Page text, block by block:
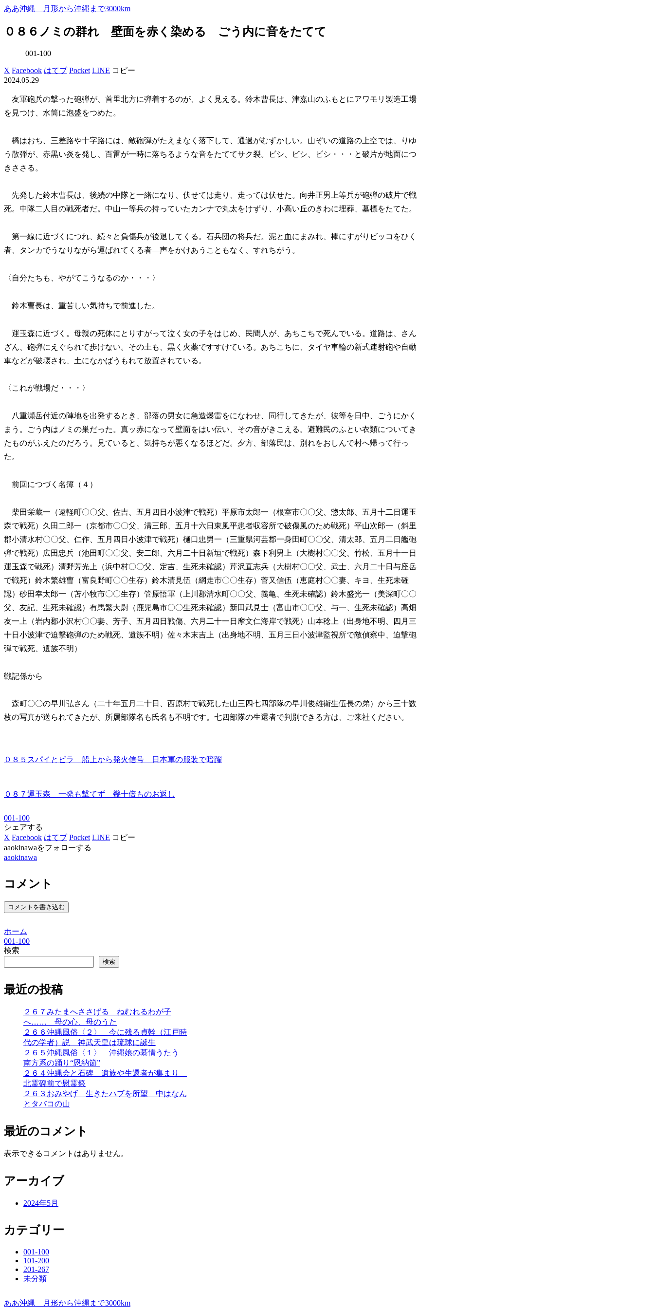
ああ沖縄 月形から沖縄まで3000km
０８６ノミの群れ 壁面を赤く染める ごう内に音をたてて
001-100
X Facebook はてブ Pocket LINE コピー
2024.05.29
友軍砲兵の撃った砲弾が、首里北方に弾着するのが、よく見える。鈴木曹長は、津嘉山のふもとにアワモリ製造工場
を見つけ、水筒に泡盛をつめた。
橋はおち、三差路や十字路には、敵砲弾がたえまなく落下して、通過がむずかしい。山ぞいの道路の上空では、りゆ
う散弾が、赤黒い炎を発し、百雷が一時に落ちるような音をたててサク裂。ビシ、ビシ、ビシ・・・と破片が地面につ
きささる。
先発した鈴木曹長は、後続の中隊と一緒になり、伏せては走り、走っては伏せた。向井正男上等兵が砲弾の破片で戦
死。中隊二人目の戦死者だ。中山一等兵の持っていたカンナで丸太をけずり、小高い丘のきわに埋葬、墓標をたてた。
第一線に近づくにつれ、続々と負傷兵が後退してくる。石兵団の将兵だ。泥と血にまみれ、棒にすがりビッコをひく
者、タンカでうなりながら運ばれてくる者―声をかけあうこともなく、すれちがう。
〈自分たちも、やがてこうなるのか・・・〉
鈴木曹長は、重苦しい気持ちで前進した。
運玉森に近づく。母親の死体にとりすがって泣く女の子をはじめ、民間人が、あちこちで死んでいる。道路は、さん
ざん、砲弾にえぐられて歩けない。その土も、黒く火薬ですすけている。あちこちに、タイヤ車輪の新式速射砲や自動
車などが破壊され、土になかばうもれて放置されている。
〈これが戦場だ・・・〉
八重瀬岳付近の陣地を出発するとき、部落の男女に急造爆雷をになわせ、同行してきたが、彼等を日中、ごうにかく
まう。ごう内はノミの巣だった。真ッ赤になって壁面をはい伝い、その音がきこえる。避難民のふとい衣類についてき
たものがふえたのだろう。見ていると、気持ちが悪くなるほどだ。夕方、部落民は、別れをおしんで村へ帰って行っ
た。
前回につづく名簿（４）
柴田栄蔵一（遠軽町〇〇父、佐吉、五月四日小波津で戦死）平原市太郎一（根室市〇〇父、惣太郎、五月十二日運玉
森で戦死）久田二郎一（京都市〇〇父、清三郎、五月十六日東風平患者収容所で破傷風のため戦死）平山次郎一（斜里
郡小清水村〇〇父、仁作、五月四日小波津で戦死）樋口忠男一（三重県河芸郡一身田町〇〇父、清太郎、五月二日艦砲
弾で戦死）広田忠兵（池田町〇〇父、安二郎、六月二十日新垣で戦死）森下利男上（大樹村〇〇父、竹松、五月十一日
運玉森で戦死）清野芳光上（浜中村〇〇父、定吉、生死未確認）芹沢直志兵（大樹村〇〇父、武士、六月二十日与座岳
で戦死）鈴木繁雄曹（富良野町〇〇生存）鈴木清見伍（網走市〇〇生存）菅又信伍（恵庭村〇〇妻、キヨ、生死未確
認）砂田幸太郎一（苫小牧市〇〇生存）管原悟軍（上川郡清水町〇〇父、義亀、生死未確認）鈴木盛光一（美深町〇〇
父、友記、生死未確認）有馬繁大尉（鹿児島市〇〇生死未確認）新田武見士（富山市〇〇父、与一、生死未確認）高畑
友一上（岩内郡小沢村〇〇妻、芳子、五月四日戦傷、六月二十一日摩文仁海岸で戦死）山本稔上（出身地不明、四月三
十日小波津で迫撃砲弾のため戦死、遺族不明）佐々木末吉上（出身地不明、五月三日小波津監視所で敵偵察中、迫撃砲
弾で戦死、遺族不明）
戦記係から
森町〇〇の早川弘さん（二十年五月二十日、西原村で戦死した山三四七四部隊の早川俊雄衛生伍長の弟）から三十数
枚の写真が送られてきたが、所属部隊名も氏名も不明です。七四部隊の生還者で判別できる方は、ご来社ください。
０８５スパイとビラ 船上から発火信号 日本軍の服装で暗躍
０８７運玉森 一発も撃てず 幾十倍ものお返し
001-100
シェアする
X Facebook はてブ Pocket LINE コピー
aaokinawaをフォローする
aaokinawa
コメント
コメントを書き込む
ホーム
001-100
検索
検索
最近の投稿
２６７みたまへささげる ねむれるわが子
へ…… 母の心、母のうた
２６６沖縄風俗〈２〉 今に残る貞幹（江戸時
代の学者）説 神武天皇は琉球に誕生
２６５沖縄風俗〈１〉 沖縄娘の慕情うたう
南方系の踊り“恩納節”
２６４沖縄会と石碑 遺族や生還者が集まり
北霊碑前で慰霊祭
２６３おみやげ 生きたハブを所望 中はなん
とタバコの山
最近のコメント
表示できるコメントはありません。
アーカイブ
2024年5月
カテゴリー
001-100
101-200
201-267
未分類
ああ沖縄 月形から沖縄まで3000km